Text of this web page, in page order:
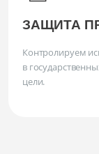
ЗАЩИТА
Контролируем
в
цели.